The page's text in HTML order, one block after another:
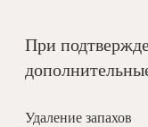
При
Удаление запахов